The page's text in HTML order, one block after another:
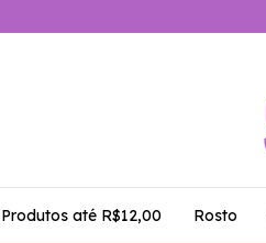
Produtos até R$12,00 Rosto